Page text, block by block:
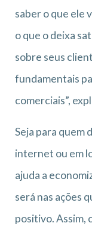
saber o que ele
o que o deixa
sobre seus
fundamentais
comerciais”,
Seja para quem
internet ou em
ajuda a
será nas ações
positivo. Assim,